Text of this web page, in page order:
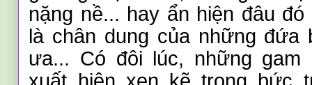
nặng nề... hay ẩn hiện đâu
là chân dung của những đứa
ưa... Có đôi lúc, những